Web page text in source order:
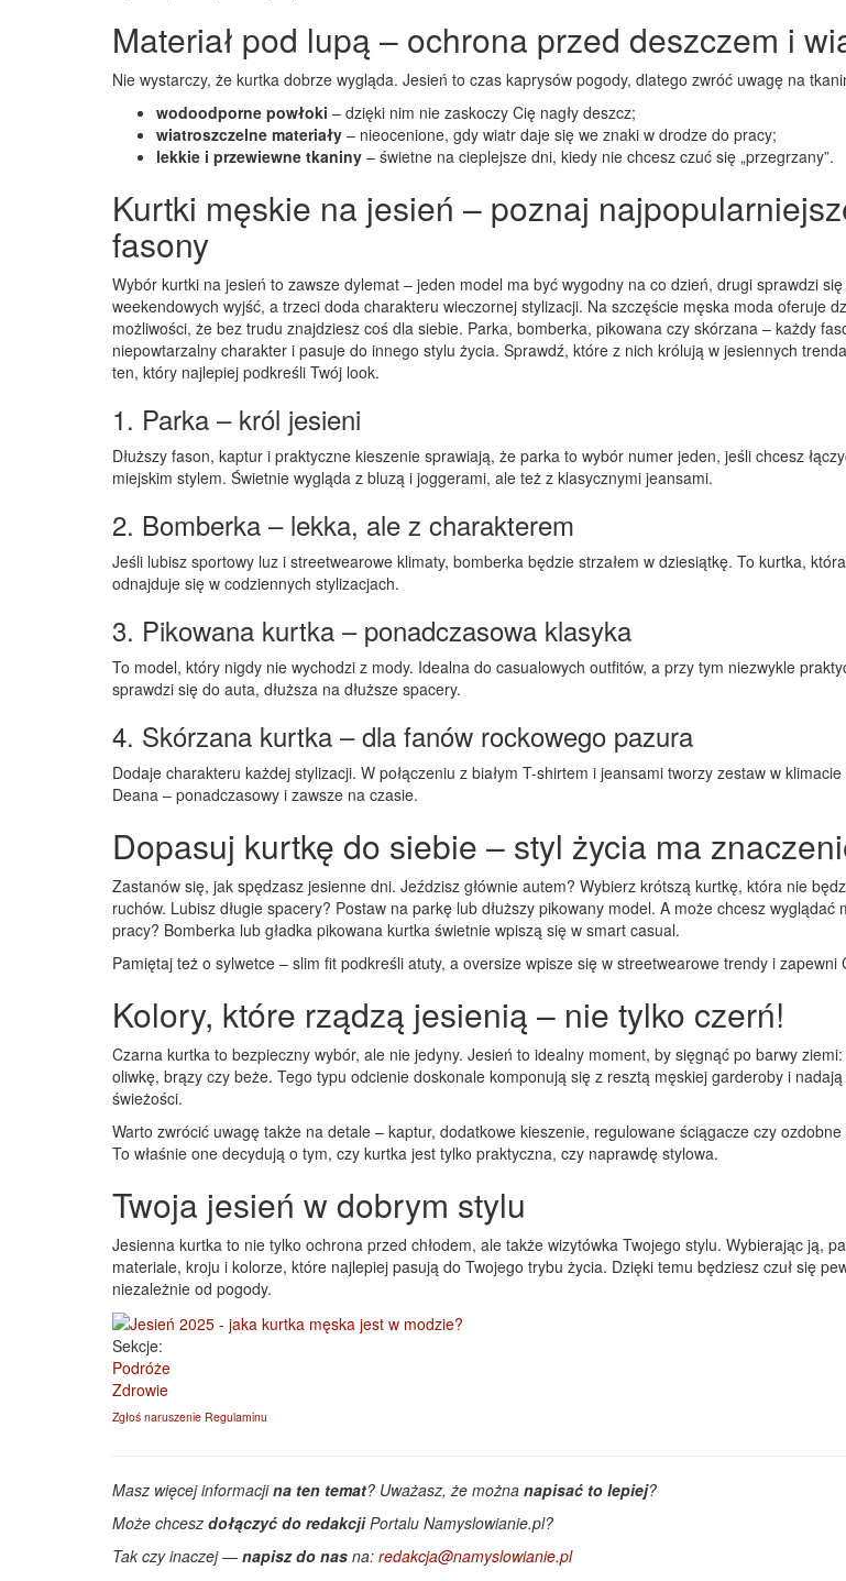
Materiał pod lupą – ochrona przed deszczem i
Nie wystarczy, że kurtka dobrze wygląda. Jesień to czas kaprysów pogody, dlatego zwróć uwagę na
wodoodporne powłoki – dzięki nim nie zaskoczy Cię nagły deszcz;
wiatroszczelne materiały – nieocenione, gdy wiatr daje się we znaki w drodze do pracy;
lekkie i przewiewne tkaniny – świetne na cieplejsze dni, kiedy nie chcesz czuć się „przegrzany”.
Kurtki męskie na jesień – poznaj
fasony
Wybór kurtki na jesień to zawsze dylemat – jeden model ma być wygodny na co dzień, drugi sprawdzi
weekendowych wyjść, a trzeci doda charakteru wieczornej stylizacji. Na szczęście męska moda oferuje
możliwości, że bez trudu znajdziesz coś dla siebie. Parka, bomberka, pikowana czy skórzana – każdy
niepowtarzalny charakter i pasuje do innego stylu życia. Sprawdź, które z nich królują w jesiennych
ten, który najlepiej podkreśli Twój look.
1. Parka – król jesieni
Dłuższy fason, kaptur i praktyczne kieszenie sprawiają, że parka to wybór numer jeden, jeśli chcesz
miejskim stylem. Świetnie wygląda z bluzą i joggerami, ale też z klasycznymi jeansami.
2. Bomberka – lekka, ale z charakterem
Jeśli lubisz sportowy luz i streetwearowe klimaty, bomberka będzie strzałem w dziesiątkę. To kurtka,
odnajduje się w codziennych stylizacjach.
3. Pikowana kurtka – ponadczasowa klasyka
To model, który nigdy nie wychodzi z mody. Idealna do casualowych outfitów, a przy tym niezwykle
sprawdzi się do auta, dłuższa na dłuższe spacery.
4. Skórzana kurtka – dla fanów rockowego pazura
Dodaje charakteru każdej stylizacji. W połączeniu z białym T-shirtem i jeansami tworzy zestaw w
Deana – ponadczasowy i zawsze na czasie.
Dopasuj kurtkę do siebie – styl życia ma
Zastanów się, jak spędzasz jesienne dni. Jeździsz głównie autem? Wybierz krótszą kurtkę, która nie
ruchów. Lubisz długie spacery? Postaw na parkę lub dłuższy pikowany model. A może chcesz wyglądać
pracy? Bomberka lub gładka pikowana kurtka świetnie wpiszą się w smart casual.
Pamiętaj też o sylwetce – slim fit podkreśli atuty, a oversize wpisze się w streetwearowe trendy i zapewni
Kolory, które rządzą jesienią – nie tylko czerń!
Czarna kurtka to bezpieczny wybór, ale nie jedyny. Jesień to idealny moment, by sięgnąć po barwy ziemi:
oliwkę, brązy czy beże. Tego typu odcienie doskonale komponują się z resztą męskiej garderoby i
świeżości.
Warto zwrócić uwagę także na detale – kaptur, dodatkowe kieszenie, regulowane ściągacze czy ozdobne
To właśnie one decydują o tym, czy kurtka jest tylko praktyczna, czy naprawdę stylowa.
Twoja jesień w dobrym stylu
Jesienna kurtka to nie tylko ochrona przed chłodem, ale także wizytówka Twojego stylu. Wybierając ją,
materiale, kroju i kolorze, które najlepiej pasują do Twojego trybu życia. Dzięki temu będziesz czuł się
niezależnie od pogody.
Sekcje:
Podróże
Zdrowie
Zgłoś naruszenie Regulaminu
Masz więcej informacjina ten temat? Uważasz, że można napisać to lepiej?
Może chcesz dołączyć do redakcjiPortalu Namyslowianie.pl?
Tak czy inaczej —napisz do nas na: redakcja@namyslowianie.pl